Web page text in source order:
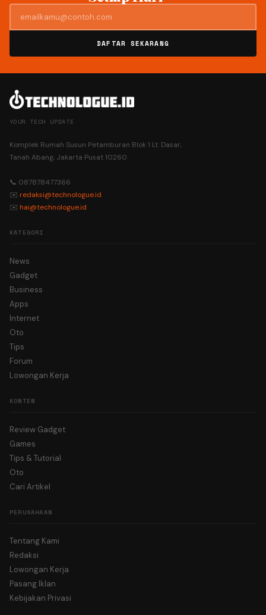
DAFTAR SEKARANG
YOUR TECH UPDATE
Komplek Rumah Susun Petamburan Blok 1 Lt. Dasar,
Tanah Abang, Jakarta Pusat 10260
📞 087878477366
✉️ redaksi@technologue.id
✉️ hai@technologue.id
KATEGORI
News
Gadget
Business
Apps
Internet
Oto
Tips
Forum
Lowongan Kerja
KONTEN
Review Gadget
Games
Tips & Tutorial
Oto
Cari Artikel
PERUSAHAAN
Tentang Kami
Redaksi
Lowongan Kerja
Pasang Iklan
Kebijakan Privasi